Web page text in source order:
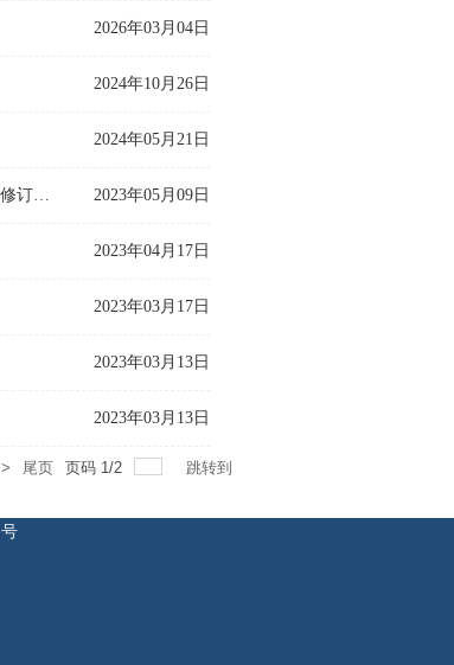
2026年03月04日
2024年10月26日
2024年05月21日
2023年05月09日
紧扣“目标能力及达成”主轴线 突出“厚基础、重实践”主思路--我院举行人才培养方案修订答辩会
2023年04月17日
2023年03月17日
2023年03月13日
2023年03月13日
尾页 页码 1/2 跳转到